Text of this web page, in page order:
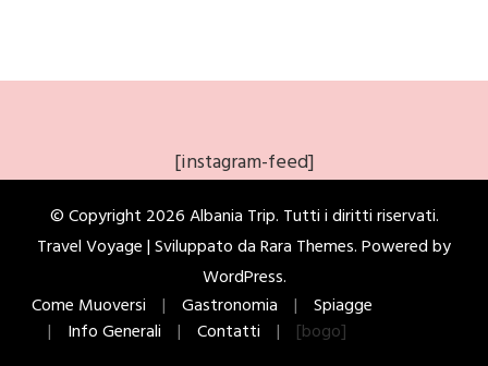
[instagram-feed]
© Copyright 2026Albania Trip. Tutti i diritti riservati.
Travel Voyage | Sviluppato daRara Themes. Powered by
WordPress.
Come Muoversi
Gastronomia
Spiagge
Info Generali
Contatti [bogo]